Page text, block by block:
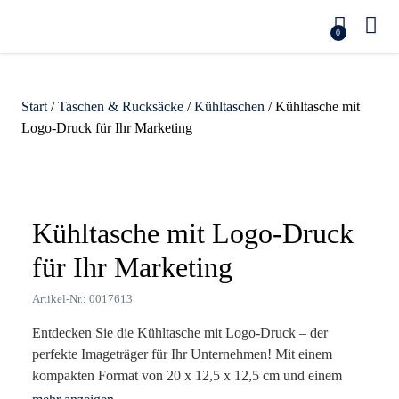
0
Start /Taschen & Rucksäcke /Kühltaschen / Kühltasche mit
Logo-Druck für Ihr Marketing
Kühltasche mit Logo-Druck
für Ihr Marketing
Artikel-Nr.: 0017613
Entdecken Sie die Kühltasche mit Logo-Druck – der
perfekte Imageträger für Ihr Unternehmen! Mit einem
kompakten Format von 20 x 12,5 x 12,5 cm und einem